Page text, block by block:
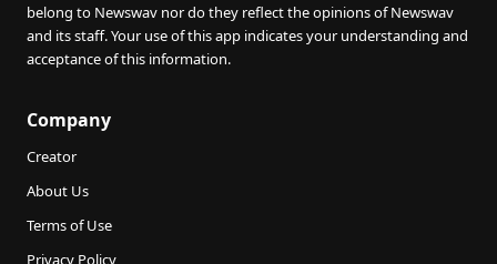
belong to Newswav nor do they reflect the opinions of Newswav
and its staff. Your use of this app indicates your understanding and
acceptance of this information.
Company
Creator
About Us
Terms of Use
Privacy Policy